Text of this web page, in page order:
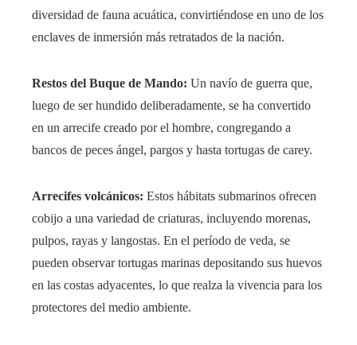
diversidad de fauna acuática, convirtiéndose en uno de los
enclaves de inmersión más retratados de la nación.
Restos del Buque de Mando: Un navío de guerra que,
luego de ser hundido deliberadamente, se ha convertido
en un arrecife creado por el hombre, congregando a
bancos de peces ángel, pargos y hasta tortugas de carey.
Arrecifes volcánicos: Estos hábitats submarinos ofrecen
cobijo a una variedad de criaturas, incluyendo morenas,
pulpos, rayas y langostas. En el período de veda, se
pueden observar tortugas marinas depositando sus huevos
en las costas adyacentes, lo que realza la vivencia para los
protectores del medio ambiente.